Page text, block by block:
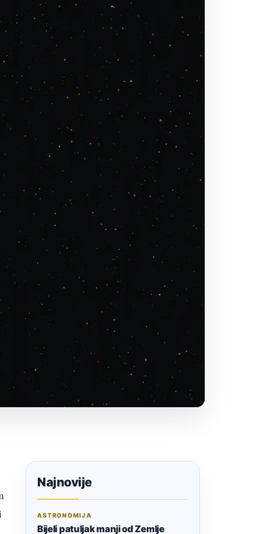
Najnovije
ASTRONOMIJA
Bijeli patuljak manji od Zemlje